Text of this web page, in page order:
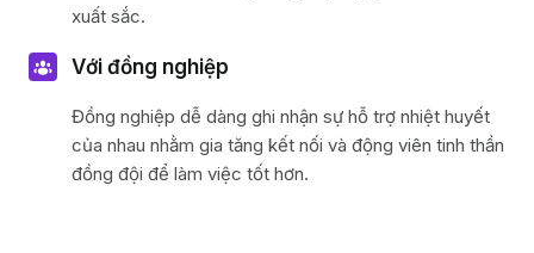
xuất sắc.
Với đồng nghiệp
Đồng nghiệp dễ dàng ghi nhận sự hỗ trợ nhiệt huyết
của nhau nhằm gia tăng kết nối và động viên tinh thần
đồng đội để làm việc tốt hơn.